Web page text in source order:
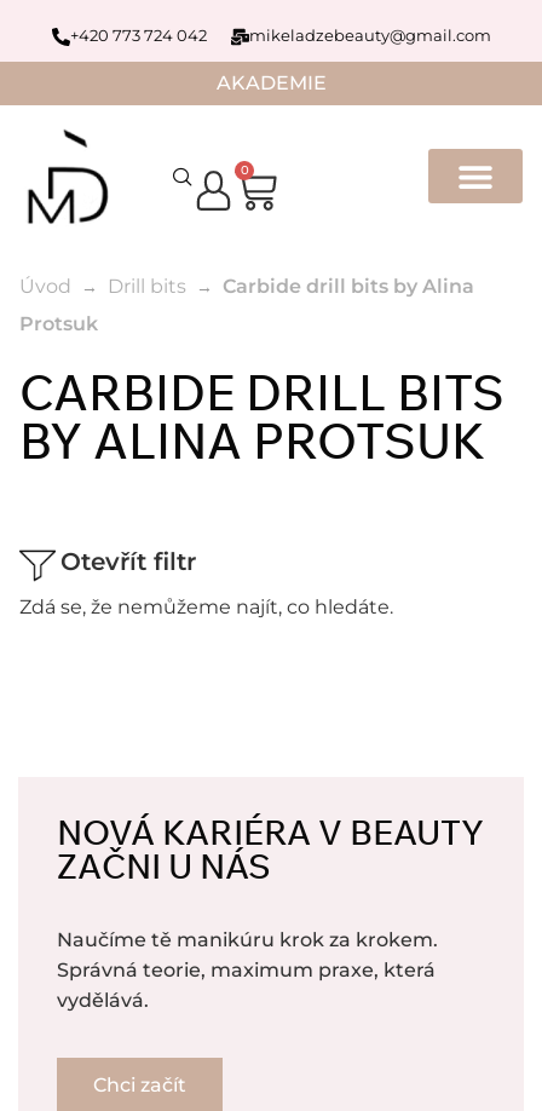
+420 773 724 042 mikeladzebeauty@gmail.com
AKADEMIE
0
Úvod Drill bits
Carbide drill bits by Alina
Protsuk
CARBIDE DRILL BITS
BY ALINA PROTSUK
Otevřít filtr
Zdá se, že nemůžeme najít, co hledáte.
NOVÁ KARIÉRA V BEAUTY
ZAČNI U NÁS
Naučíme tě manikúru krok za krokem.
Správná teorie, maximum praxe, která
vydělává.
Chci začít